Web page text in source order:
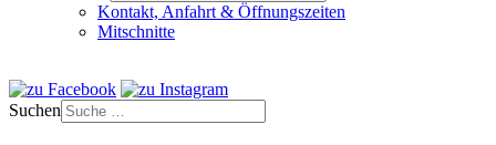
Kontakt, Anfahrt & Öffnungszeiten
Mitschnitte
Suchen